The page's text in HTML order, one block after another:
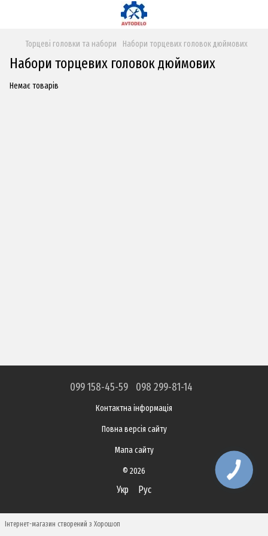
Торцеві головки та набори Набори торцевих головок дюймових
Набори торцевих головок дюймових
Немає товарів
099 158-45-59 098 299-81-14
Контактна інформація
Повна версія сайту
Мапа сайту
© 2026
Укр Рус
Інтернет-магазин створений з Хорошоп